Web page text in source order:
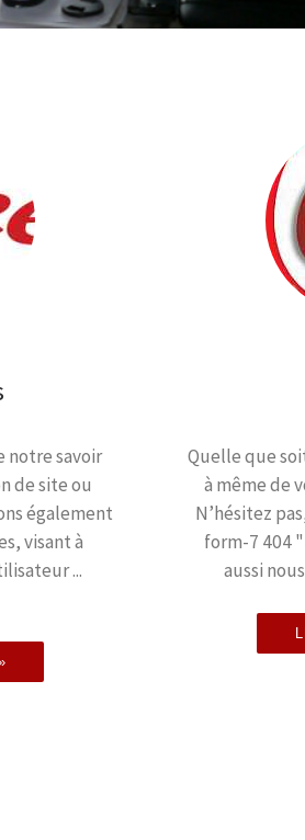
notre savoir
de site ou
également
visant à
...
Quelle que
à même de
N’hésitez
form-7 404
aussi